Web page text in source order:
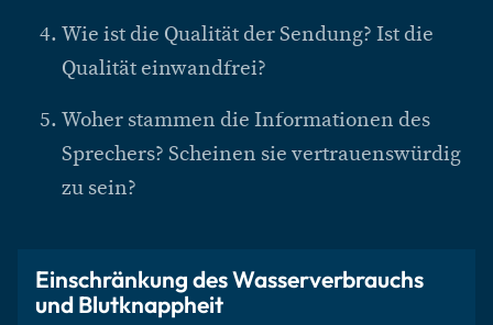
Wie ist die Qualität der Sendung? Ist die
Qualität einwandfrei?
Woher stammen die Informationen des
Sprechers? Scheinen sie vertrauenswürdig
zu sein?
Einschränkung des Wasserverbrauchs
und Blutknappheit